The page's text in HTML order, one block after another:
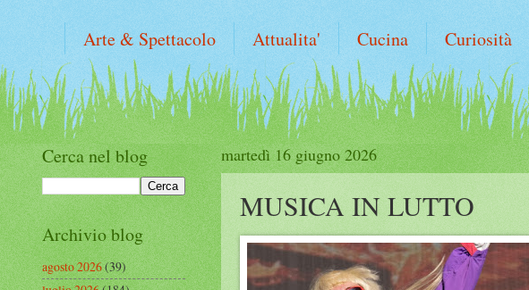
Arte & Spettacolo Attualita' Cucina Curiosità
martedì 16 giugno 2026
MUSICA IN LUTTO
Cerca nel blog
Archivio blog
agosto 2026(39)